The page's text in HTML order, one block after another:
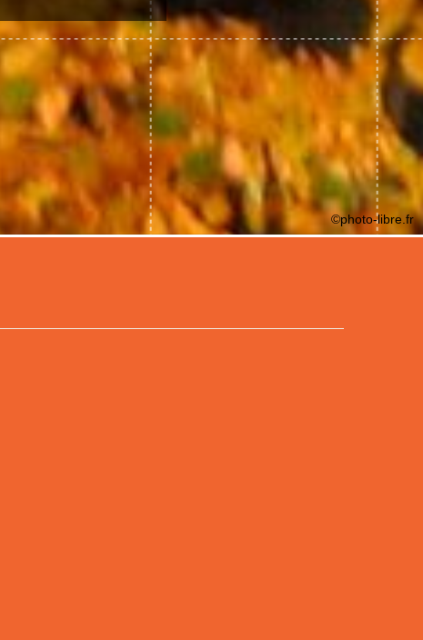
©photo-libre.fr